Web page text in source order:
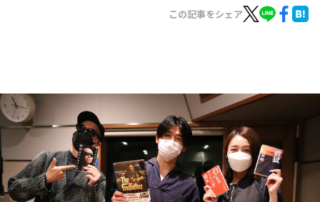
イベント・グッズ
YouTube
会社情報
この記事をシェア